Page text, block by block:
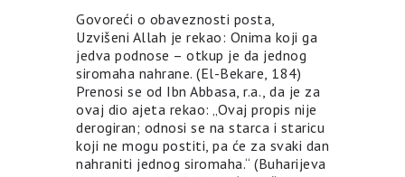
Govoreći o obaveznosti posta,
Uzvišeni Allah je rekao: Onima koji ga
jedva podnose – otkup je da jednog
siromaha nahrane. (El-Bekare, 184)
Prenosi se od Ibn Abbasa, r.a., da je za
ovaj dio ajeta rekao: „Ovaj propis nije
derogiran; odnosi se na starca i staricu
koji ne mogu postiti, pa će za svaki dan
nahraniti jednog siromaha.“ (Buharijeva